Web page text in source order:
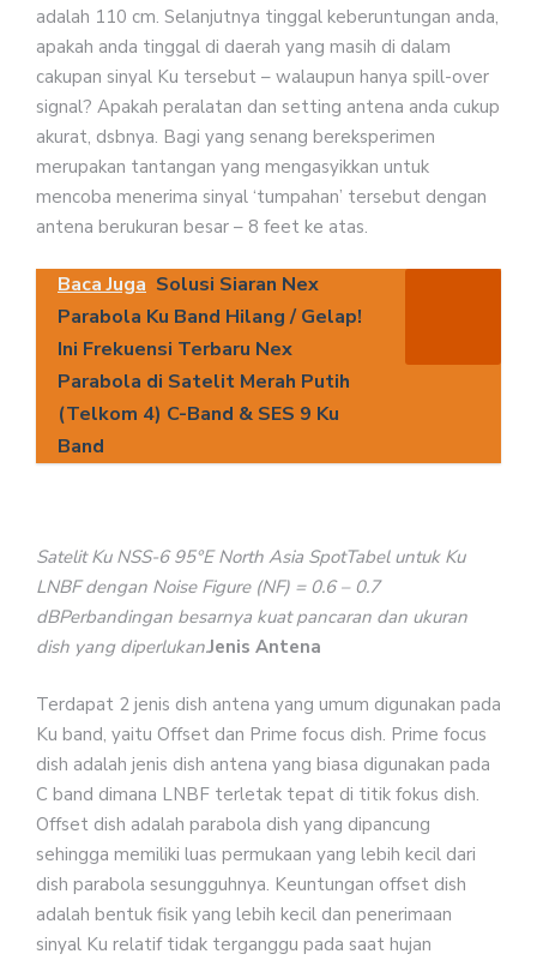
adalah 110 cm. Selanjutnya tinggal keberuntungan anda,
apakah anda tinggal di daerah yang masih di dalam
cakupan sinyal Ku tersebut – walaupun hanya spill-over
signal? Apakah peralatan dan setting antena anda cukup
akurat, dsbnya. Bagi yang senang bereksperimen
merupakan tantangan yang mengasyikkan untuk
mencoba menerima sinyal ‘tumpahan’ tersebut dengan
antena berukuran besar – 8 feet ke atas.
Baca Juga Solusi Siaran Nex
Parabola Ku Band Hilang / Gelap!
Ini Frekuensi Terbaru Nex
Parabola di Satelit Merah Putih
(Telkom 4) C-Band & SES 9 Ku
Band
Satelit Ku NSS-6 95°E North Asia SpotTabel untuk Ku
LNBF dengan Noise Figure (NF) = 0.6 – 0.7
dBPerbandingan besarnya kuat pancaran dan ukuran
dish yang diperlukan.Jenis Antena
Terdapat 2 jenis dish antena yang umum digunakan pada
Ku band, yaitu Offset dan Prime focus dish. Prime focus
dish adalah jenis dish antena yang biasa digunakan pada
C band dimana LNBF terletak tepat di titik fokus dish.
Offset dish adalah parabola dish yang dipancung
sehingga memiliki luas permukaan yang lebih kecil dari
dish parabola sesungguhnya. Keuntungan offset dish
adalah bentuk fisik yang lebih kecil dan penerimaan
sinyal Ku relatif tidak terganggu pada saat hujan